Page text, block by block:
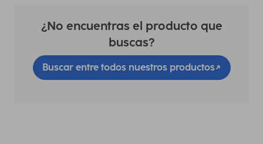
¿No encuentras el producto que
buscas?
Buscar entre todos nuestros productos